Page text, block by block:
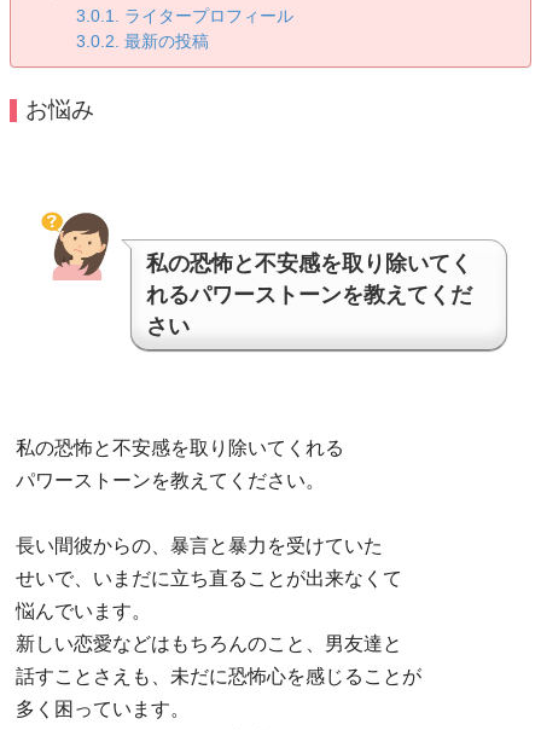
ライタープロフィール
最新の投稿
お悩み
私の恐怖と不安感を取り除いてく
れるパワーストーンを教えてくだ
さい
私の恐怖と不安感を取り除いてくれる
パワーストーンを教えてください。
長い間彼からの、暴言と暴力を受けていた
せいで、いまだに立ち直ることが出来なくて
悩んでいます。
新しい恋愛などはもちろんのこと、男友達と
話すことさえも、未だに恐怖心を感じることが
多く困っています。